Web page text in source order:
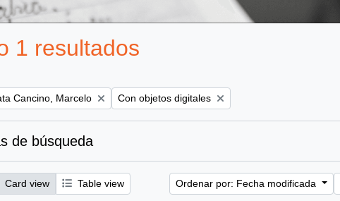
1 resultados
filter:
Cancino, Marcelo Remove filter:
Con objetos digitales
de búsqueda
Card view Table view Ordenar por: Fecha modificada